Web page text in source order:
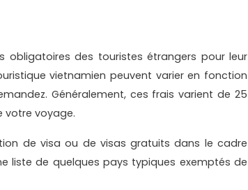
obligatoires des touristes étrangers pour leur
vietnamien peuvent varier en fonction
Généralement, ces frais varient de 25
votre voyage.
de visa ou de visas gratuits dans le cadre
liste de quelques pays typiques exemptés de